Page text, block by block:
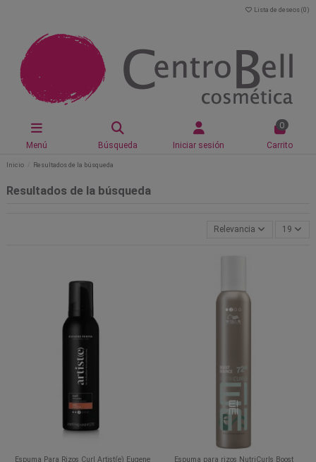
Lista de deseos (0 )
Menú Búsqueda Iniciar sesión
0
Carrito
Inicio Resultados de la búsqueda
Resultados de la búsqueda
Relevancia 19
Espuma Para Rizos Curl Artist(e) Eugene
Espuma para rizos NutriCurls Boost